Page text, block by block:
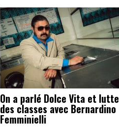
On a parlé Dolce Vita et lutte
des classes avec Bernardino
Femminielli